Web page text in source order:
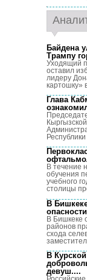
Байдена
Трампу
Уходящий
оставил
лидеру
картошку»
Глава
В течение
обучения
учебного
столицы
В
В Бишкеке
районов
схода
В
девуш....